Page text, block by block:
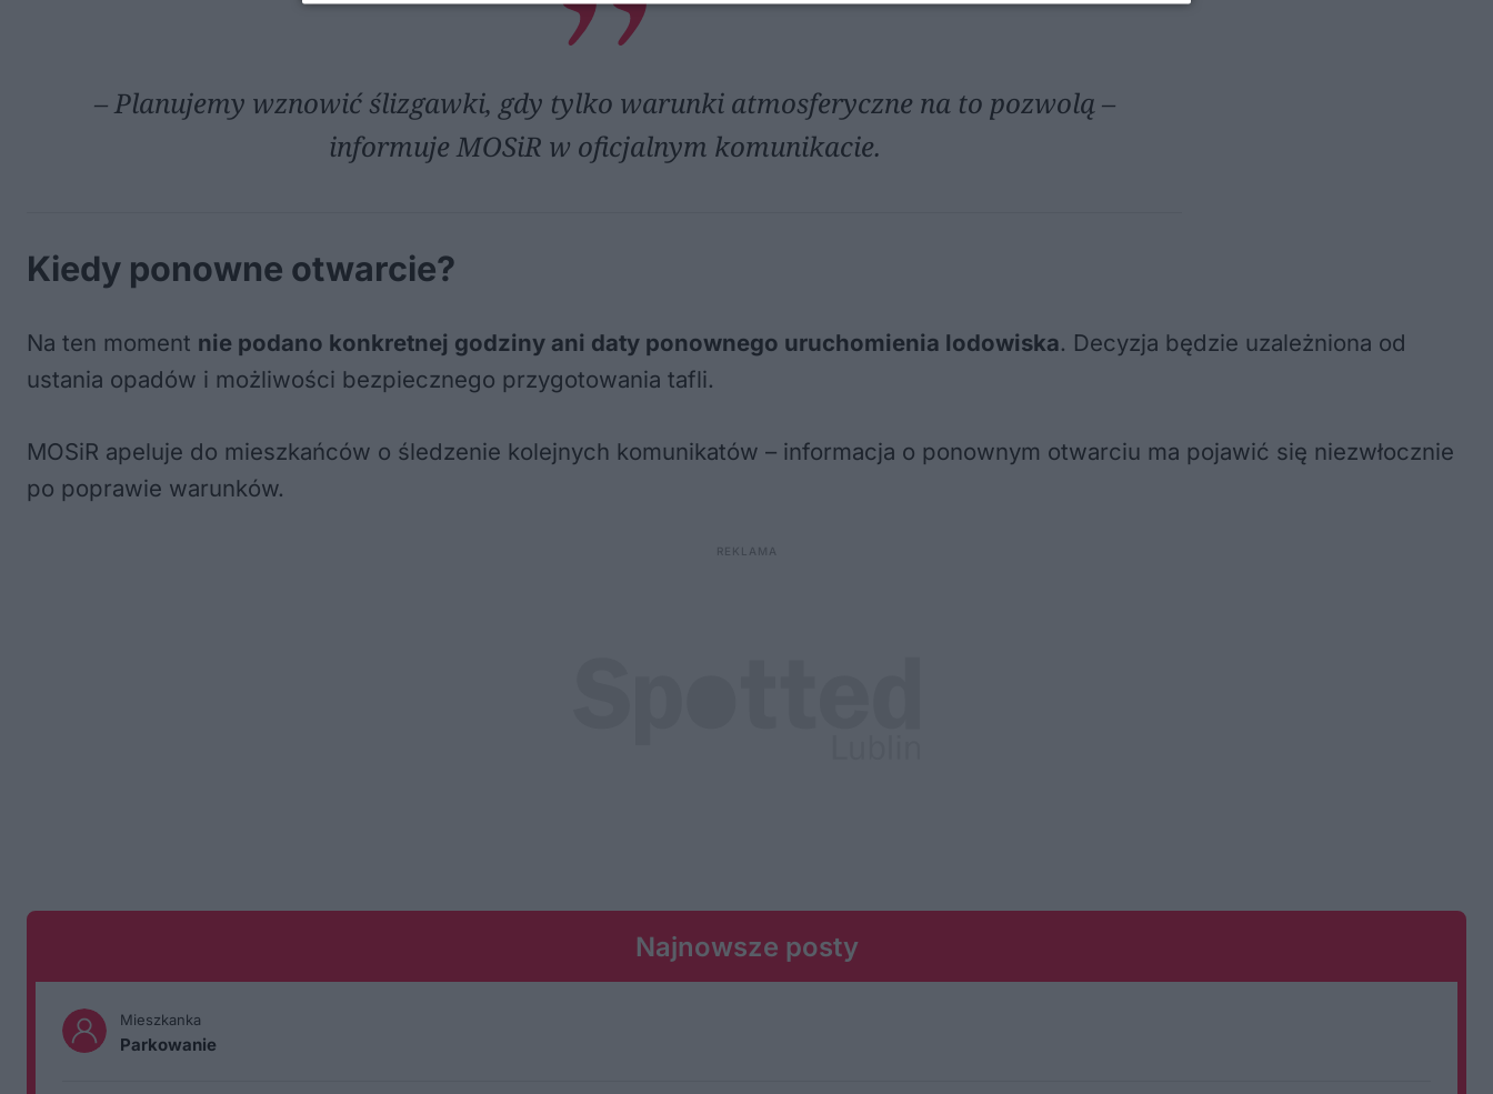
– Planujemy wznowić ślizgawki, gdy tylko warunki atmosferyczne na to pozwolą –
informuje MOSiR w oficjalnym komunikacie.
Kiedy ponowne otwarcie?
Na ten moment nie podano konkretnej godziny ani daty ponownego uruchomienia lodowiska. Decyzja będzie uzależniona od
ustania opadów i możliwości bezpiecznego przygotowania tafli.
MOSiR apeluje do mieszkańców o śledzenie kolejnych komunikatów – informacja o ponownym otwarciu ma pojawić się niezwłocznie
po poprawie warunków.
Najnowsze posty
Mieszkanka
Parkowanie